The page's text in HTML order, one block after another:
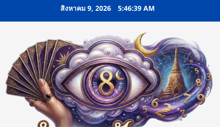
สิงหาคม 9, 2026 5:46:40 AM